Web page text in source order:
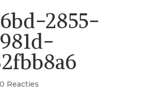
2855-
0 Reacties